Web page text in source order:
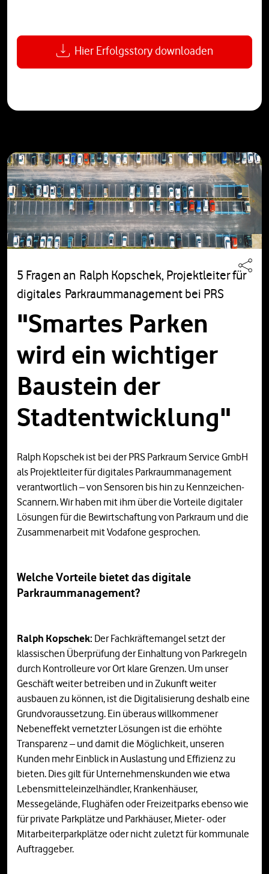
Hier Erfolgsstory downloaden
5 Fragen an Ralph Kopschek, Projektleiter für
digitales Parkraummanagement bei PRS
"Smartes Parken
wird ein wichtiger
Baustein der
Stadtentwicklung"
Ralph Kopschek ist bei der PRS Parkraum Service GmbH
als Projektleiter für digitales Parkraummanagement
verantwortlich – von Sensoren bis hin zu Kennzeichen-
Scannern. Wir haben mit ihm über die Vorteile digitaler
Lösungen für die Bewirtschaftung von Parkraum und die
Zusammenarbeit mit Vodafone gesprochen.
Welche Vorteile bietet das digitale
Parkraummanagement?
Ralph Kopschek: Der Fachkräftemangel setzt der
klassischen Überprüfung der Einhaltung von Parkregeln
durch Kontrolleure vor Ort klare Grenzen. Um unser
Geschäft weiter betreiben und in Zukunft weiter
ausbauen zu können, ist die Digitalisierung deshalb eine
Grundvoraussetzung. Ein überaus willkommener
Nebeneffekt vernetzter Lösungen ist die erhöhte
Transparenz – und damit die Möglichkeit, unseren
Kunden mehr Einblick in Auslastung und Effizienz zu
bieten. Dies gilt für Unternehmenskunden wie etwa
Lebensmitteleinzelhändler, Krankenhäuser,
Messegelände, Flughäfen oder Freizeitparks ebenso wie
für private Parkplätze und Parkhäuser, Mieter- oder
Mitarbeiterparkplätze oder nicht zuletzt für kommunale
Auftraggeber.